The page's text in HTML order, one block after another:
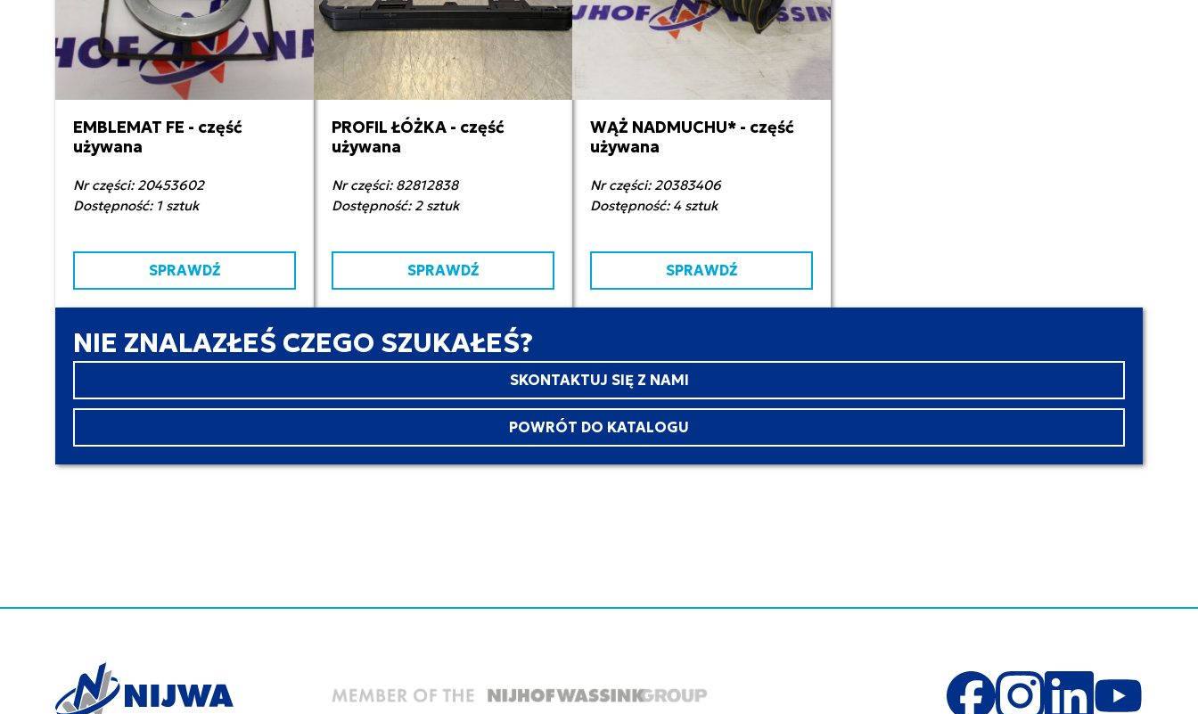
60,00 zł netto
EMBLEMAT FE - część
używana
Nr części: 20453602
Dostępność: 1 sztuk
SPRAWDŹ
250,00 zł netto
PROFIL ŁÓŻKA - część
używana
Nr części: 82812838
Dostępność: 2 sztuk
SPRAWDŹ
65,00 zł netto
WĄŻ NADMUCHU* - część
używana
Nr części: 20383406
Dostępność: 4 sztuk
SPRAWDŹ
NIE ZNALAZŁEŚ CZEGO SZUKAŁEŚ?
SKONTAKTUJ SIĘ Z NAMI
POWRÓT DO KATALOGU